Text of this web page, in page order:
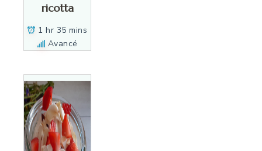
ricotta
1 hr 35 mins
Avancé